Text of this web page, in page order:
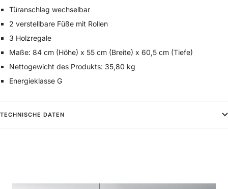
Türanschlag wechselbar
2 verstellbare Füße mit Rollen
3 Holzregale
Maße: 84 cm (Höhe) x 55 cm (Breite) x 60,5 cm (Tiefe)
Nettogewicht des Produkts: 35,80 kg
Energieklasse G
TECHNISCHE DATEN